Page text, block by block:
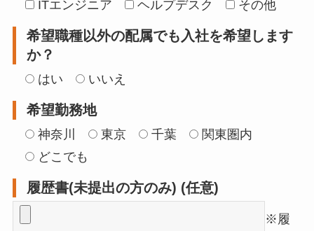
ITエンジニア
ヘルプデスク その他
希望職種以外の配属でも入社を希望します
か？
はい いいえ
希望勤務地
神奈川 東京 千葉
関東圏内
どこでも
履歴書(未提出の方のみ) (任意)
※履